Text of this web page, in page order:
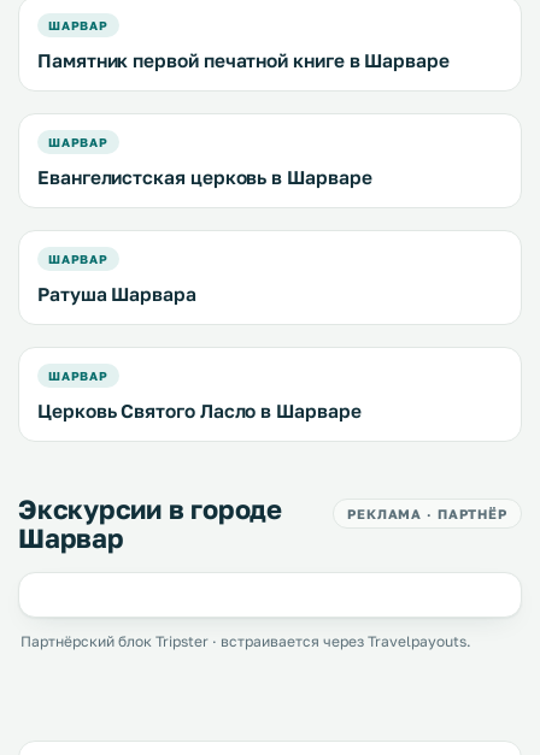
ШАРВАР
Памятник первой печатной книге в Шарваре
ШАРВАР
Евангелистская церковь в Шарваре
ШАРВАР
Ратуша Шарвара
ШАРВАР
Церковь Святого Ласло в Шарваре
Экскурсии в городе
Шарвар
РЕКЛАМА · ПАРТНЁР
Партнёрский блок Tripster · встраивается через Travelpayouts.